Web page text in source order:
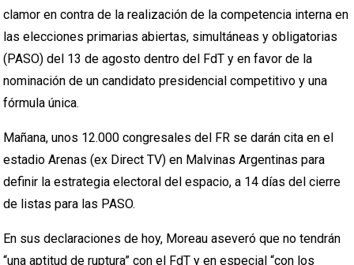
clamor en contra de la realización de la competencia interna en
las elecciones primarias abiertas, simultáneas y obligatorias
(PASO) del 13 de agosto dentro del FdT y en favor de la
nominación de un candidato presidencial competitivo y una
fórmula única.
Mañana, unos 12.000 congresales del FR se darán cita en el
estadio Arenas (ex Direct TV) en Malvinas Argentinas para
definir la estrategia electoral del espacio, a 14 días del cierre
de listas para las PASO.
En sus declaraciones de hoy, Moreau aseveró que no tendrán
“una aptitud de ruptura” con el FdT y en especial “con los